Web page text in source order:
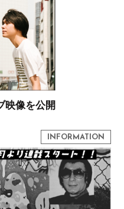
映像を公開